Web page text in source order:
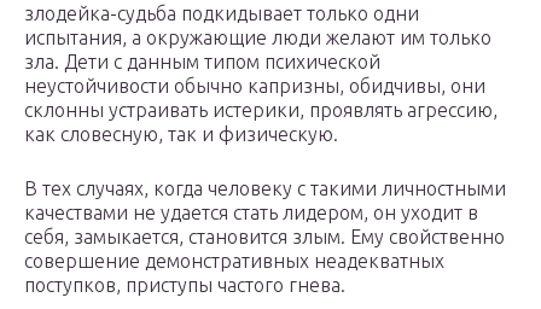
злодейка-судьба подкидывает только одни
испытания, а окружающие люди желают им только
зла. Дети с данным типом психической
неустойчивости обычно капризны, обидчивы, они
склонны устраивать истерики, проявлять агрессию,
как словесную, так и физическую.
В тех случаях, когда человеку с такими личностными
качествами не удается стать лидером, он уходит в
себя, замыкается, становится злым. Ему свойственно
совершение демонстративных неадекватных
поступков, приступы частого гнева.